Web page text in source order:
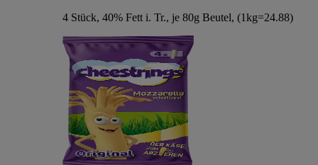
4 Stück, 40% Fett i. Tr., je 80g Beutel, (1kg=24.88)